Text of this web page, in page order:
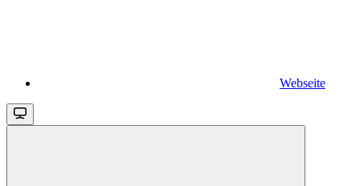
Webseite